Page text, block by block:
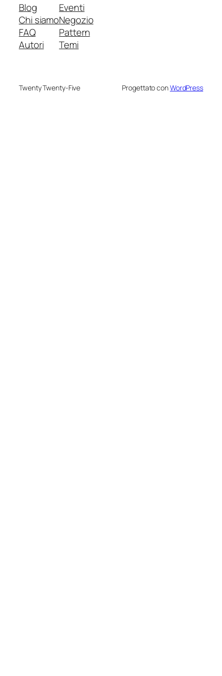
Blog
Chi siamo
FAQ
Autori
Eventi
Negozio
Pattern
Temi
Twenty Twenty-Five Progettato conWordPress